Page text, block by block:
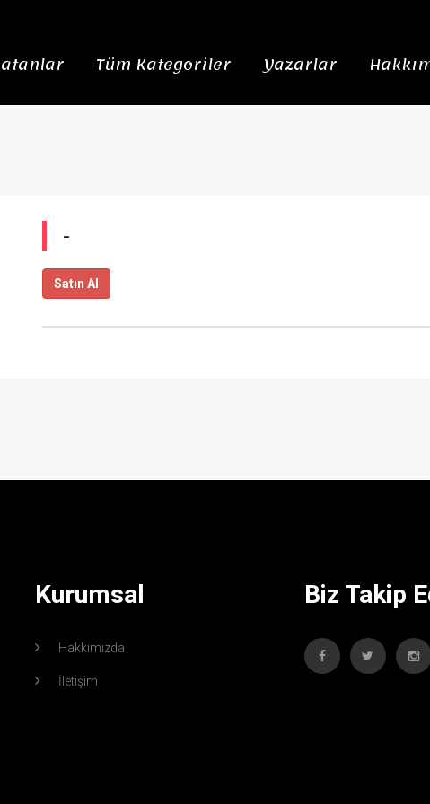
Tüm Kategoriler Yazarlar
-
Satın Al
Kurumsal
Hakkımızda
İletişim
Biz Takip